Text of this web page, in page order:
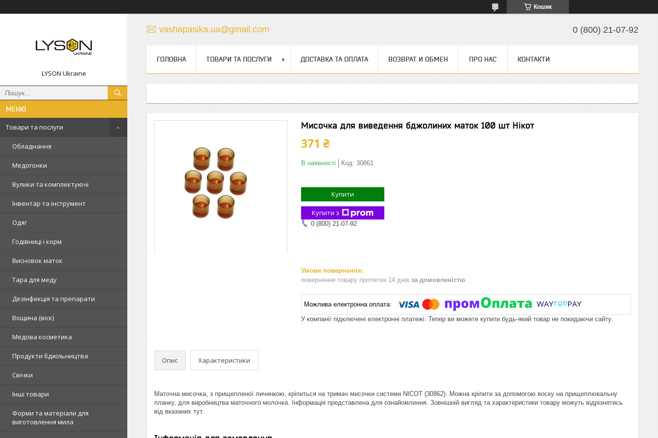
Кошик
LYSON Ukraine
Товари та послуги
Обладнання
Медогонки
Вулики та комплектуючі
Інвентар та інструмент
Одяг
Годівниці і корм
Висновок маток
Тара для меду
Дезінфекція та препарати
Вощина (віск)
Медова косметика
Продукти бджільництва
Свічки
Інші товари
Форми та матеріали для
виготовлення мила
vashapasika.ua@gmail.com 0 (800) 21-07-92
ГОЛОВНА ТОВАРИ ТА ПОСЛУГИ ДОСТАВКА ТА ОПЛАТА ВОЗВРАТ И ОБМЕН ПРО НАС КОНТАКТИ
Мисочка для виведення бджолиних маток 100 шт Нікот
371 ₴
В наявності Код: 30861
Купити
Купити з
0 (800) 21-07-92
повернення товару протягом 14 днів за домовленістю
У компанії підключені електронні платежі. Тепер ви можете купити будь-який товар не покидаючи сайту.
Опис Характеристики
Маточна мисочка, з прищепленої личинкою, кріпиться на тримач мисочки системи NICOT (30862). Можна кріпити за допомогою воску на прищеплювальну
планку, для виробництва маточного молочка. Інформація представлена для ознайомлення. Зовнішній вигляд та характеристики товару можуть відрізнятись
від вказаних тут.